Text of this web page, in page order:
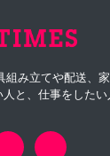
組み立てや配送、
と、仕事をしたい